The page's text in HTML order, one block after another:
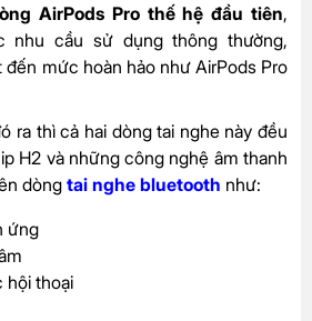
AirPods Pro thế hệ đầu tiên,
nhu cầu sử dụng thông thường,
mức hoàn hảo như AirPods Pro
ra thì cả hai dòng tai nghe này đều
H2 và những công nghệ âm thanh
dòng tai nghe bluetooth như:
ứng
hội thoại